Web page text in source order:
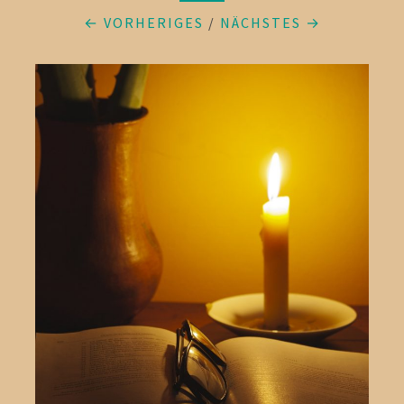
← VORHERIGES / NÄCHSTES →